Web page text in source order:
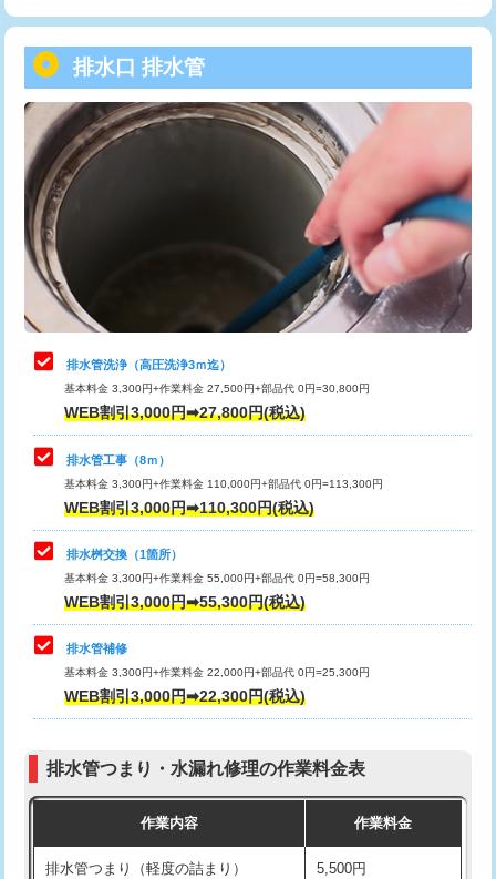
用（追加）/3ｍ超え)
給水管工事※（ライニング鋼管・銅
管・ポリ管・HT管使用/3ｍまで)
44,000円
給水管工事※（ライニング鋼管・銅
管・ポリ管・HT管使用/3ｍ超え)
+8,800円
排水管工事（土の掘削・埋め戻し作
業）
11,000円~
排水管工事（排水管工事/3ｍまで） 55,000円
排水管工事（追加 排水管工事/3ｍ超
え）
マス交換（土の掘削・埋め戻し作業）
マス交換（深さ50㎝未満）
マス交換（深さ50㎝以上）
コンクリート斫り（厚さ10㎝まで）
コンクリート斫り（厚さ10㎝超え）
モルタル補修（厚さ10㎝まで）
モルタル補修（厚さ10㎝超え）
追加人工 16,500円
現場見積
トーラー機使用/3mまで
追加トーラー機使用/3m超え +3,300円
カメラ調査 33,000円
桝清掃 8,800円
止水・漏水調査・防水処理・清掃・修
理・調整・分解・加工など（軽作業）
11,000円
止水・漏水調査・防水処理・清掃・修
理・調整・分解・加工など（中作業）
22,000円
止水・漏水調査・防水処理・清掃・修
理・調整・分解・加工など（重作業）
33,000円
その他部品の脱着
交換・取付（タンク）
交換・取付(単水栓（壁付・デッキ
式）)
交換・取付(混合水栓（壁付・デッキ
式・ワンホール）)
16,500円+材料費
交換・取付(排水栓・排水トラップ
交換・取付（その他部品） 11,000円+材料費
持込商品取付（単水栓） 13,200円
持込商品取付（混合水栓） 16,500円
排水口 排水管
排水管洗浄（高圧洗浄3ｍ迄）
基本料金 3,300円+作業料金 27,500円+部品代 0円=30,800円
WEB割引3,000円➡27,800円(税込)
排水管工事（8ｍ）
基本料金 3,300円+作業料金 110,000円+部品代 0円=113,300円
WEB割引3,000円➡110,300円(税込)
排水桝交換（1箇所）
基本料金 3,300円+作業料金 55,000円+部品代 0円=58,300円
WEB割引3,000円➡55,300円(税込)
排水管補修
基本料金 3,300円+作業料金 22,000円+部品代 0円=25,300円
WEB割引3,000円➡22,300円(税込)
排水管つまり・水漏れ修理の作業料金表
作業内容 作業料金
排水管つまり（軽度の詰まり） 5,500円